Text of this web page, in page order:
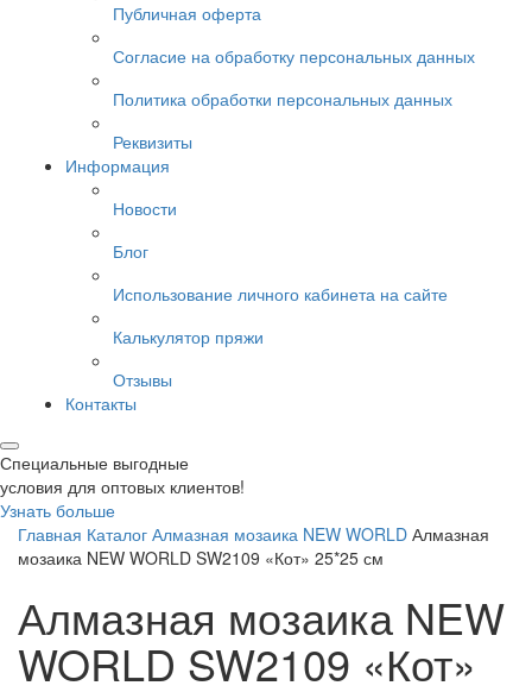
Публичная оферта
Согласие на обработку персональных данных
Политика обработки персональных данных
Реквизиты
Информация
Новости
Блог
Использование личного кабинета на сайте
Калькулятор пряжи
Отзывы
Контакты
Специальные выгодные
условия для оптовых клиентов!
Узнать больше
Главная Каталог Алмазная мозаика NEW WORLD Алмазная
мозаика NEW WORLD SW2109 «Кот» 25*25 см
Алмазная мозаика NEW
WORLD SW2109 «Кот»